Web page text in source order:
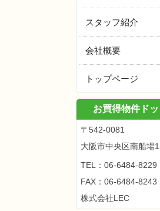
スタッフ紹介
会社概要
トップページ
お買得物件ド
〒542-0081
大阪市中央区南船場
TEL： 06-6484-8229
FAX：06-6484-8243
株式会社LEC